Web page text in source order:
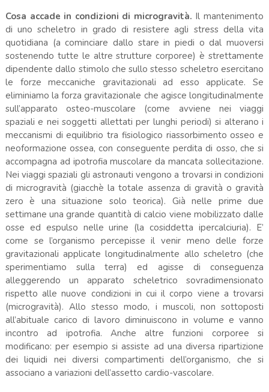
Cosa accade in condizioni di microgravità. Il mantenimento
di uno scheletro in grado di resistere agli stress della vita
quotidiana (a cominciare dallo stare in piedi o dal muoversi
sostenendo tutte le altre strutture corporee) è strettamente
dipendente dallo stimolo che sullo stesso scheletro esercitano
le forze meccaniche gravitazionali ad esso applicate. Se
eliminiamo la forza gravitazionale che agisce longitudinalmente
sull’apparato osteo-muscolare (come avviene nei viaggi
spaziali e nei soggetti allettati per lunghi periodi) si alterano i
meccanismi di equilibrio tra fisiologico riassorbimento osseo e
neoformazione ossea, con conseguente perdita di osso, che si
accompagna ad ipotrofia muscolare da mancata sollecitazione.
Nei viaggi spaziali gli astronauti vengono a trovarsi in condizioni
di microgravità (giacchè la totale assenza di gravità o gravità
zero è una situazione solo teorica). Già nelle prime due
settimane una grande quantità di calcio viene mobilizzato dalle
osse ed espulso nelle urine (la cosiddetta ipercalciuria). E’
come se l’organismo percepisse il venir meno delle forze
gravitazionali applicate longitudinalmente allo scheletro (che
sperimentiamo sulla terra) ed agisse di conseguenza
alleggerendo un apparato scheletrico sovradimensionato
rispetto alle nuove condizioni in cui il corpo viene a trovarsi
(microgravità). Allo stesso modo, i muscoli, non sottoposti
all’abituale carico di lavoro diminuiscono in volume e vanno
incontro ad ipotrofia. Anche altre funzioni corporee si
modificano: per esempio si assiste ad una diversa ripartizione
dei liquidi nei diversi compartimenti dell’organismo, che si
associano a variazioni dell’assetto cardio-vascolare.